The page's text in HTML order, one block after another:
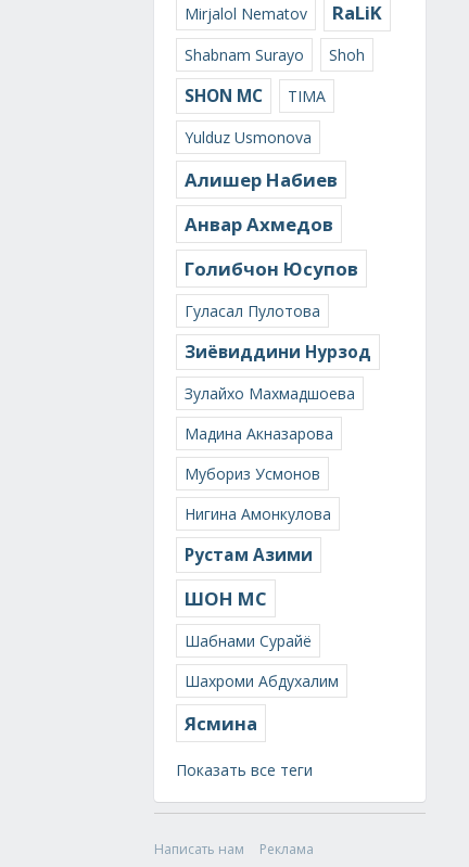
Mirjalol Nematov RaLiK
Shabnam Surayo Shoh
SHON MC
TIMA
Yulduz Usmonova
Алишер Набиев
Анвар Ахмедов
Голибчон Юсупов
Гуласал Пулотова
Зиёвиддини Нурзод
Зулайхо Махмадшоева
Мадина Акназарова
Мубориз Усмонов
Нигина Амонкулова
Рустам Азими
ШОН МС
Шабнами Сурайё
Шахроми Абдухалим
Ясмина
Показать все теги
Написать нам
Реклама